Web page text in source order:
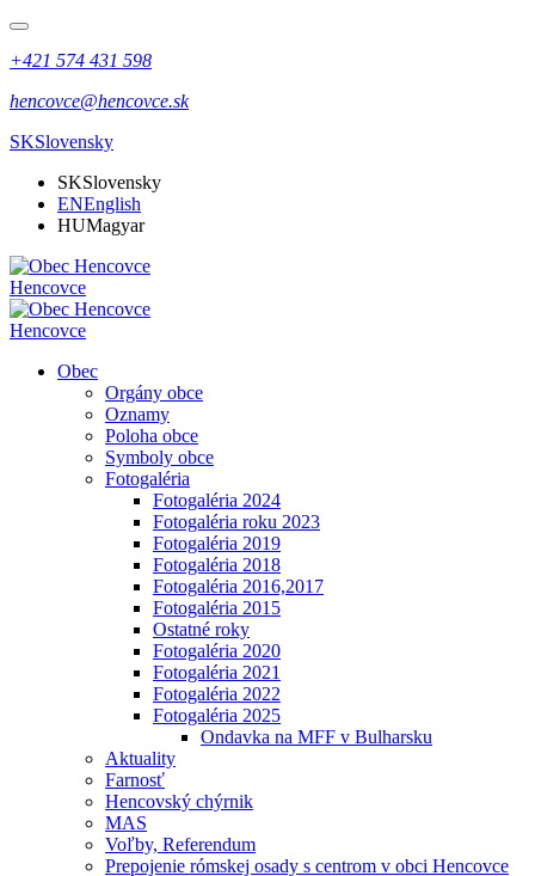
+421 574 431 598
hencovce@hencovce.sk
SKSlovensky
SKSlovensky
ENEnglish
HUMagyar
Hencovce
Hencovce
Obec
Orgány obce
Oznamy
Poloha obce
Symboly obce
Fotogaléria
Fotogaléria 2024
Fotogaléria roku 2023
Fotogaléria 2019
Fotogaléria 2018
Fotogaléria 2016,2017
Fotogaléria 2015
Ostatné roky
Fotogaléria 2020
Fotogaléria 2021
Fotogaléria 2022
Fotogaléria 2025
Ondavka na MFF v Bulharsku
Aktuality
Farnosť
Hencovský chýrnik
MAS
Voľby, Referendum
Prepojenie rómskej osady s centrom v obci Hencovce